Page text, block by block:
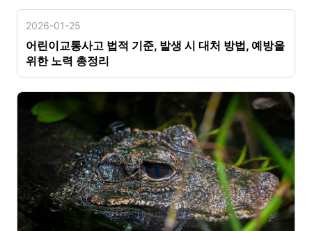
2026-01-25
어린이교통사고 법적 기준, 발생 시 대처 방법, 예방을
위한 노력 총정리